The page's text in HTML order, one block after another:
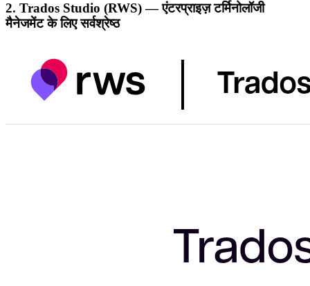
2. Trados Studio (RWS) — एंटरप्राइज़ टर्मिनोलॉजी
मैनेजमेंट के लिए सर्वश्रेष्ठ